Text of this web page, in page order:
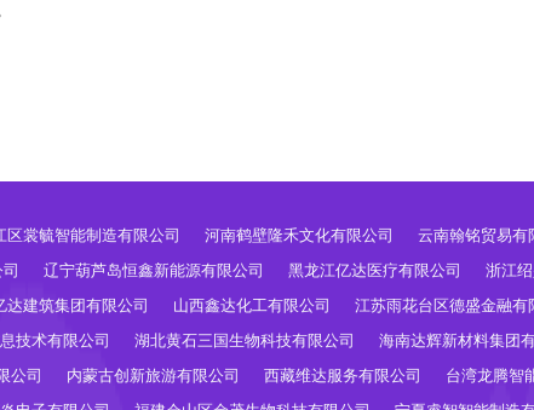
区裳毓智能制造有限公司 河南鹤壁隆禾文化有限公司 云南翰铭贸易有
辽宁葫芦岛恒鑫新能源有限公司 黑龙江亿达医疗有限公司 浙江
达建筑集团有限公司 山西鑫达化工有限公司 江苏雨花台区德盛金融有
技术有限公司 湖北黄石三国生物科技有限公司 海南达辉新材料集团
公司 内蒙古创新旅游有限公司 西藏维达服务有限公司 台湾龙腾智